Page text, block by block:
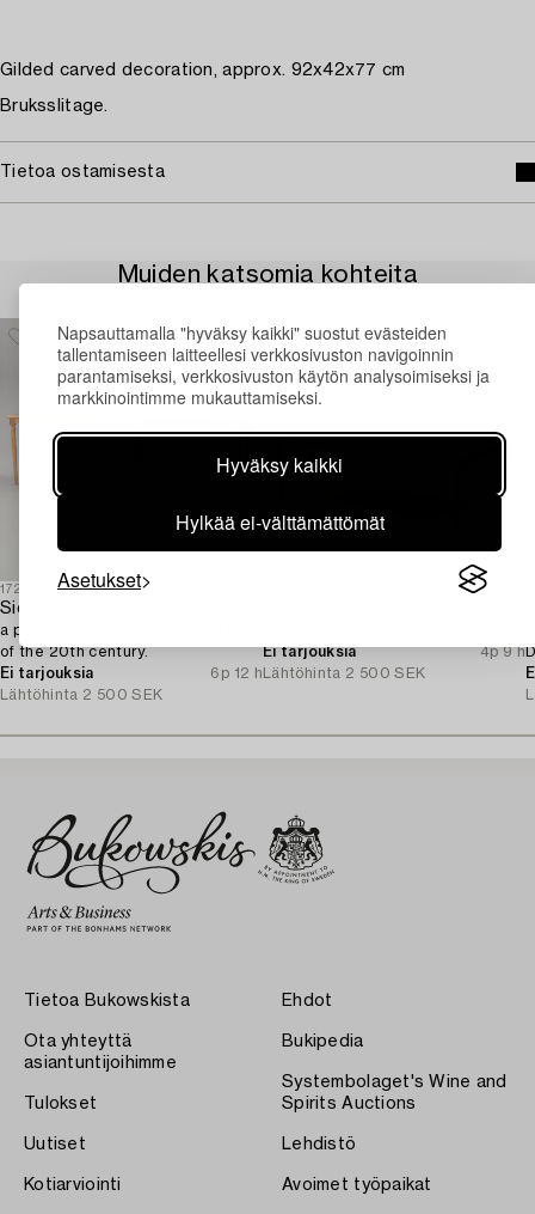
Napsauttamalla "hyväksy kaikki" suostut evästeiden
tallentamiseen laitteellesi verkkosivuston navigoinnin
parantamiseksi, verkkosivuston käytön analysoimiseksi ja
markkinointimme mukauttamiseksi.
Hyväksy kaikki
Hylkää ei-välttämättömät
Asetukset
Gilded carved decoration, approx. 92x42x77 cm
Bruksslitage.
Tietoa ostamisesta
Muiden katsomia kohteita
1726796
Sideboard,
a pair, Gustavian style, second half
of the 20th century.
Ei tarjouksia
6p 12 h
Lähtöhinta 2 500 SEK
Ei tarjouksia
4p 9 h
Lähtöhinta 2 500 SEK
Tietoa Bukowskista
Ota yhteyttä
asiantuntijoihimme
Tulokset
Uutiset
Kotiarviointi
Ehdot
Bukipedia
Systembolaget's Wine and
Spirits Auctions
Lehdistö
Avoimet työpaikat